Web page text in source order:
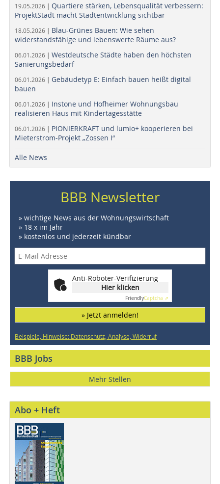
19.05.2026 | Quartiere stärken, Lebensqualität verbessern:
ProjektStadt macht Stadtentwicklung sichtbar
18.05.2026 | Blau-Grünes Bauen: Wie sehen
widerstandsfähige und lebenswerte Räume aus?
06.01.2026 | Westdeutsche Städte haben den höchsten
Sanierungsbedarf
06.01.2026 | Gebäudetyp E: Einfach bauen heißt digital
bauen
06.01.2026 | Instone und Hofheimer Wohnungsbau
realisieren Haus mit Kindertagesstätte
06.01.2026 | PIONIERKRAFT und lumio+ kooperieren bei
Mieterstrom-Projekt „Zossen I“
Alle News
BBB Newsletter
» wichtige News aus der Wohnungswirtschaft
» 18 x im Jahr
» kostenlos und jederzeit kündbar
Anti-Roboter-Verifizierung
Hier klicken
FriendlyCaptcha ⇗
» Jetzt anmelden!
Beispiele, Hinweise: Datenschutz, Analyse, Widerruf
BBB Jobs
Mehr Stellen
Abo + Heft